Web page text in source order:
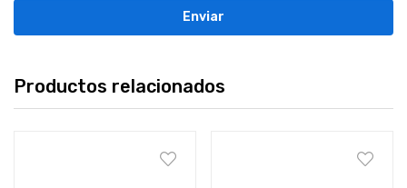
Productos relacionados